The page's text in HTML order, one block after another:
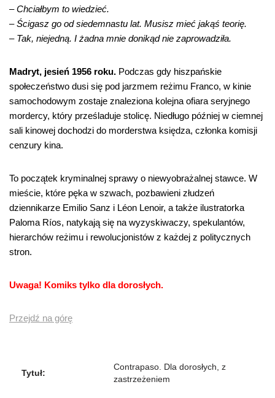
– Chciałbym to wiedzieć.
– Ścigasz go od siedemnastu lat. Musisz mieć jakąś teorię.
– Tak, niejedną. I żadna mnie donikąd nie zaprowadziła.
Madryt, jesień 1956 roku. Podczas gdy hiszpańskie
społeczeństwo dusi się pod jarzmem reżimu Franco, w kinie
samochodowym zostaje znaleziona kolejna ofiara seryjnego
mordercy, który prześladuje stolicę. Niedługo później w ciemnej
sali kinowej dochodzi do morderstwa księdza, członka komisji
cenzury kina.
To początek kryminalnej sprawy o niewyobrażalnej stawce. W
mieście, które pęka w szwach, pozbawieni złudzeń
dziennikarze Emilio Sanz i Léon Lenoir, a także ilustratorka
Paloma Ríos, natykają się na wyzyskiwaczy, spekulantów,
hierarchów reżimu i rewolucjonistów z każdej z politycznych
stron.
Uwaga! Komiks tylko dla dorosłych.
Przejdź na górę
Tytuł:
Contrapaso. Dla dorosłych, z
zastrzeżeniem